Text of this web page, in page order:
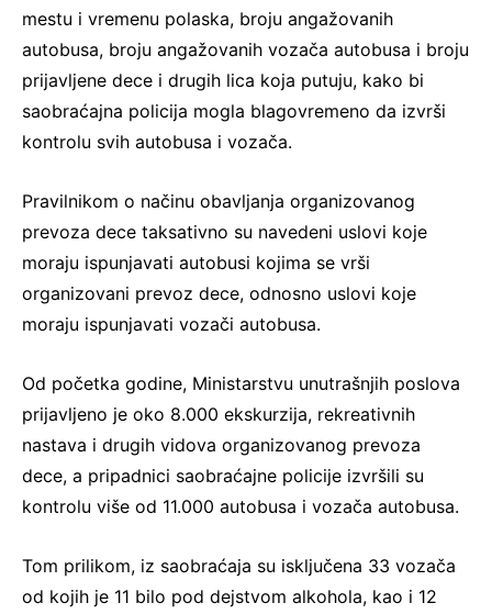
mestu i vremenu polaska, broju angažovanih
autobusa, broju angažovanih vozača autobusa i broju
prijavljene dece i drugih lica koja putuju, kako bi
saobraćajna policija mogla blagovremeno da izvrši
kontrolu svih autobusa i vozača.
Pravilnikom o načinu obavljanja organizovanog
prevoza dece taksativno su navedeni uslovi koje
moraju ispunjavati autobusi kojima se vrši
organizovani prevoz dece, odnosno uslovi koje
moraju ispunjavati vozači autobusa.
Od početka godine, Ministarstvu unutrašnjih poslova
prijavljeno je oko 8.000 ekskurzija, rekreativnih
nastava i drugih vidova organizovanog prevoza
dece, a pripadnici saobraćajne policije izvršili su
kontrolu više od 11.000 autobusa i vozača autobusa.
Tom prilikom, iz saobraćaja su isključena 33 vozača
od kojih je 11 bilo pod dejstvom alkohola, kao i 12